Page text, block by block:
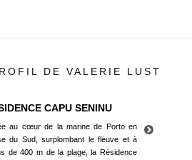
DE VALERIE LUST
CAPU SENINU
au cœur de la marine de Porto en
du Sud, surplombant le fleuve et à
de 400 m de la plage, la Résidence